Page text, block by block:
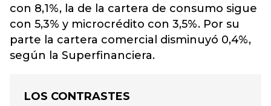
con 8,1%, la de la cartera de consumo sigue
con 5,3% y microcrédito con 3,5%. Por su
parte la cartera comercial disminuyó 0,4%,
según la Superfinanciera.
LOS CONTRASTES